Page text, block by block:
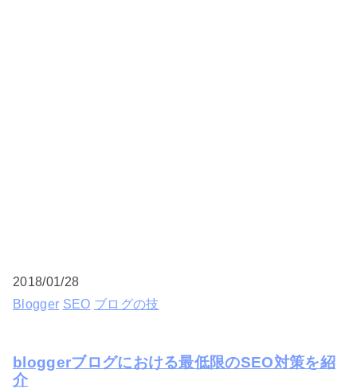
2018/01/28
Blogger SEO ブログの技
bloggerブログにおける最低限のSEO対策を紹
介